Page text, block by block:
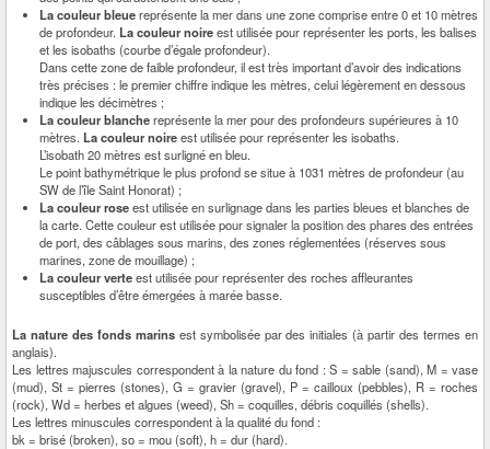
La couleur bleuereprésente la mer dans une zone comprise entre 0 et 10 mètres
de profondeur. La couleur noireest utilisée pour représenter les ports, les balises
et les isobaths (courbe d’égale profondeur).
Dans cette zone de faible profondeur, il est très important d’avoir des indications
très précises : le premier chiffre indique les mètres, celui légèrement en dessous
indique les décimètres ;
La couleur blanchereprésente la mer pour des profondeurs supérieures à 10
mètres. La couleur noireest utilisée pour représenter les isobaths.
L’isobath 20 mètres est surligné en bleu.
Le point bathymétrique le plus profond se situe à 1031 mètres de profondeur (au
SW de l’île Saint Honorat) ;
La couleur roseest utilisée en surlignage dans les parties bleues et blanches de
la carte. Cette couleur est utilisée pour signaler la position des phares des entrées
de port, des câblages sous marins, des zones réglementées (réserves sous
marines, zone de mouillage) ;
La couleur verteest utilisée pour représenter des roches affleurantes
susceptibles d’être émergées à marée basse.
La nature des fonds marins est symbolisée par des initiales (à partir des termes en
anglais).
Les lettres majuscules correspondent à la nature du fond : S = sable (sand), M = vase
(mud), St = pierres (stones), G = gravier (gravel), P = cailloux (pebbles), R = roches
(rock), Wd = herbes et algues (weed), Sh = coquilles, débris coquillés (shells).
Les lettres minuscules correspondent à la qualité du fond :
bk = brisé (broken), so = mou (soft), h = dur (hard).